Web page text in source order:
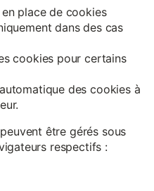
place de cookies
dans des cas
cookies pour certains
des cookies à
être gérés sous
respectifs :